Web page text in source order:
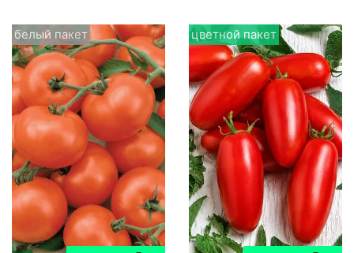
белый пакет цветной пакет